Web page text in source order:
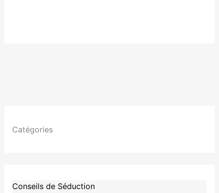
Catégories
Conseils de Séduction